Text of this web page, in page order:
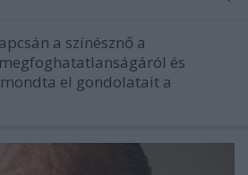
a színésznő a
és
el gondolatait a